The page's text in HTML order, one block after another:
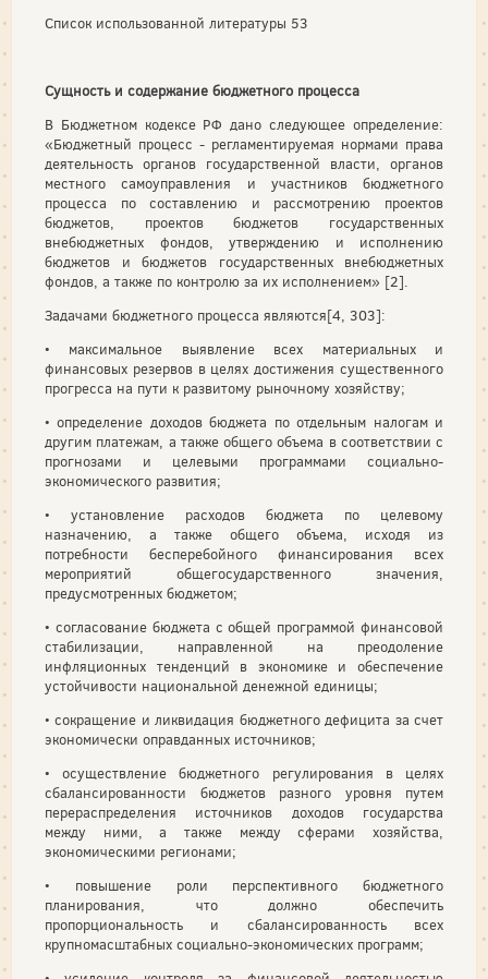
Список использованной литературы 53
Сущность и содержание бюджетного процесса
В Бюджетном кодексе РФ дано следующее определение:
«Бюджетный процесс - регламентируемая нормами права
деятельность органов государственной власти, органов
местного самоуправления и участников бюджетного
процесса по составлению и рассмотрению проектов
бюджетов, проектов бюджетов государственных
внебюджетных фондов, утверждению и исполнению
бюджетов и бюджетов государственных внебюджетных
фондов, а также по контролю за их исполнением» [2].
Задачами бюджетного процесса являются[4, 303]:
• максимальное выявление всех материальных и
финансовых резервов в целях достижения существенного
прогресса на пути к развитому рыночному хозяйству;
• определение доходов бюджета по отдельным налогам и
другим платежам, а также общего объема в соответствии с
прогнозами и целевыми программами социально-
экономического развития;
• установление расходов бюджета по целевому
назначению, а также общего объема, исходя из
потребности бесперебойного финансирования всех
мероприятий общегосударственного значения,
предусмотренных бюджетом;
• согласование бюджета с общей программой финансовой
стабилизации, направленной на преодоление
инфляционных тенденций в экономике и обеспечение
устойчивости национальной денежной единицы;
• сокращение и ликвидация бюджетного дефицита за счет
экономически оправданных источников;
• осуществление бюджетного регулирования в целях
сбалансированности бюджетов разного уровня путем
перераспределения источников доходов государства
между ними, а также между сферами хозяйства,
экономическими регионами;
• повышение роли перспективного бюджетного
планирования, что должно обеспечить
пропорциональность и сбалансированность всех
крупномасштабных социально-экономических программ;